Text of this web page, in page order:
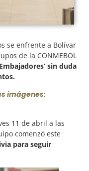
se enfrente a Bolívar
de la CONMEBOL
sin duda
imágenes:
11 de abril a las
comenzó este
para seguir